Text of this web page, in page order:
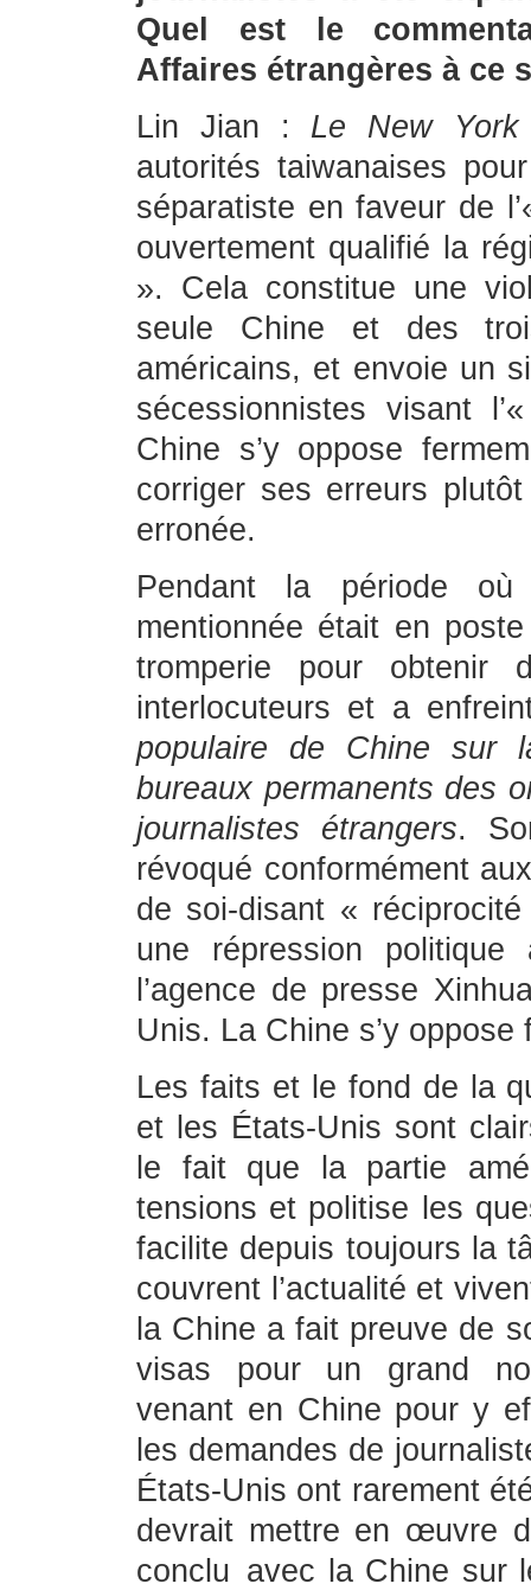
Quel est le
Affaires étrangères à ce
Lin Jian : Le New York
autorités taiwanaises
séparatiste en faveur de
ouvertement qualifié la
». Cela constitue une
seule Chine et des
américains, et envoie un
sécessionnistes visant
Chine s’y oppose
corriger ses erreurs
erronée.
Pendant la période
mentionnée était en
tromperie pour obtenir
interlocuteurs et a
populaire de Chine sur
bureaux permanents des
journalistes étrangers.
révoqué conformément
de soi-disant «
une répression politique
l’agence de presse
Unis. La Chine s’y oppose
Les faits et le fond de la
et les États-Unis sont
le fait que la partie
tensions et politise les
facilite depuis toujours la
couvrent l’actualité et
la Chine a fait preuve de
visas pour un grand
venant en Chine pour y
les demandes de
États-Unis ont rarement
devrait mettre en œuvre
conclu avec la Chine sur